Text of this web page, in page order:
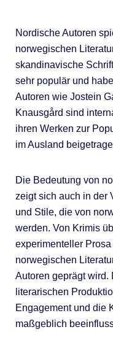
Nordische Autoren
norwegischen
skandinavische
sehr populär und
Autoren wie Jostein
Knausgård sind
ihren Werken zur
im Ausland
Die Bedeutung von
zeigt sich auch in der
und Stile, die von
werden. Von Krimis
experimenteller
norwegischen
Autoren geprägt wird.
literarischen
Engagement und die
maßgeblich